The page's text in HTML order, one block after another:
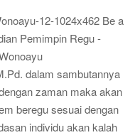
dalam sambutannya
zaman maka akan
beregu sesuai dengan
individu akan kalah